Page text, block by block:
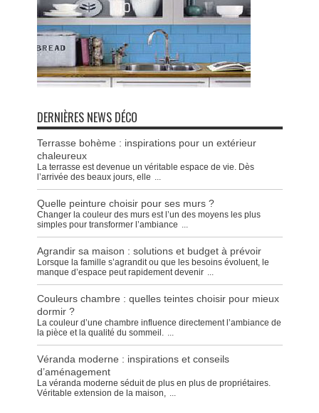
DERNIÈRES NEWS DÉCO
Terrasse bohème : inspirations pour un extérieur
chaleureux
La terrasse est devenue un véritable espace de vie. Dès
l’arrivée des beaux jours, elle ...
Quelle peinture choisir pour ses murs ?
Changer la couleur des murs est l’un des moyens les plus
simples pour transformer l’ambiance ...
Agrandir sa maison : solutions et budget à prévoir
Lorsque la famille s’agrandit ou que les besoins évoluent, le
manque d’espace peut rapidement devenir ...
Couleurs chambre : quelles teintes choisir pour mieux
dormir ?
La couleur d’une chambre influence directement l’ambiance de
la pièce et la qualité du sommeil. ...
Véranda moderne : inspirations et conseils
d’aménagement
La véranda moderne séduit de plus en plus de propriétaires.
Véritable extension de la maison, ...